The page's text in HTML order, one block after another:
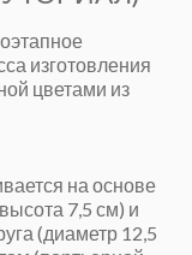
изготовления
цветами из
на основе
7,5 см) и
(диаметр 12,5